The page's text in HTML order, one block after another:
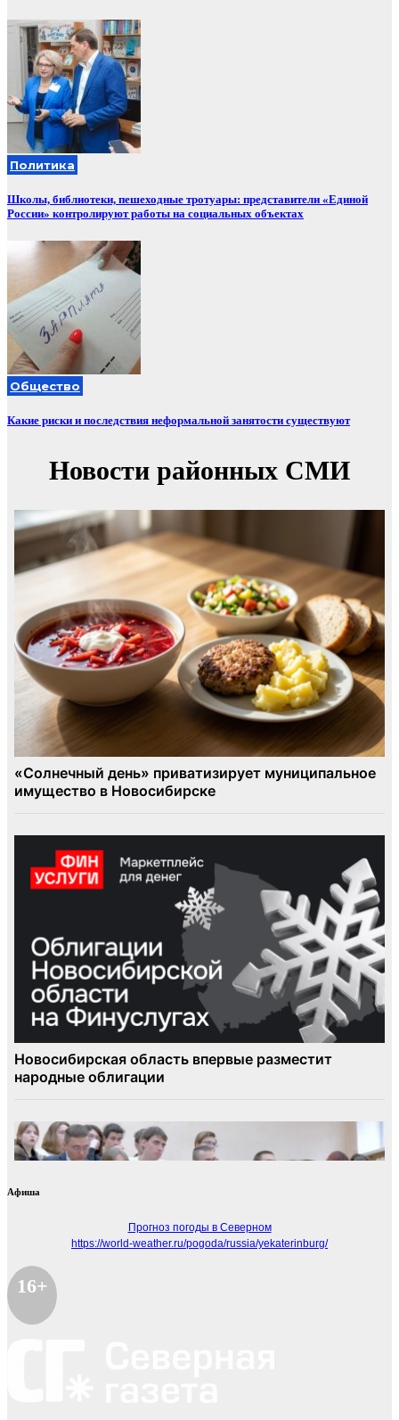
Политика
Школы, библиотеки, пешеходные тротуары: представители «Единой
России» контролируют работы на социальных объектах
Общество
Какие риски и последствия неформальной занятости существуют
Афиша
Прогноз погоды в Северном
https://world-weather.ru/pogoda/russia/yekaterinburg/
16+